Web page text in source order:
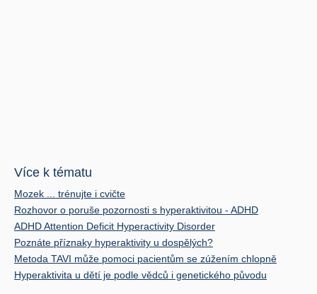
Více k tématu
Mozek ... trénujte i cvičte
Rozhovor o poruše pozornosti s hyperaktivitou - ADHD
ADHD Attention Deficit Hyperactivity Disorder
Poznáte příznaky hyperaktivity u dospělých?
Metoda TAVI může pomoci pacientům se zúžením chlopně
Hyperaktivita u dětí je podle vědců i genetického původu